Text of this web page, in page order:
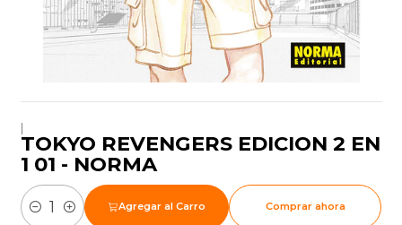
|
TOKYO REVENGERS EDICION 2 EN
1 01 - NORMA
Cantidad
Agregar al Carro Comprar ahora